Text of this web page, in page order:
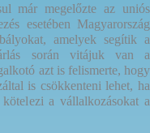
már megelőzte az uniós
esetében Magyarország
amelyek segítik a
során vitájuk van a
azt is felismerte, hogy
is csökkenteni lehet, ha
kötelezi a vállalkozásokat a